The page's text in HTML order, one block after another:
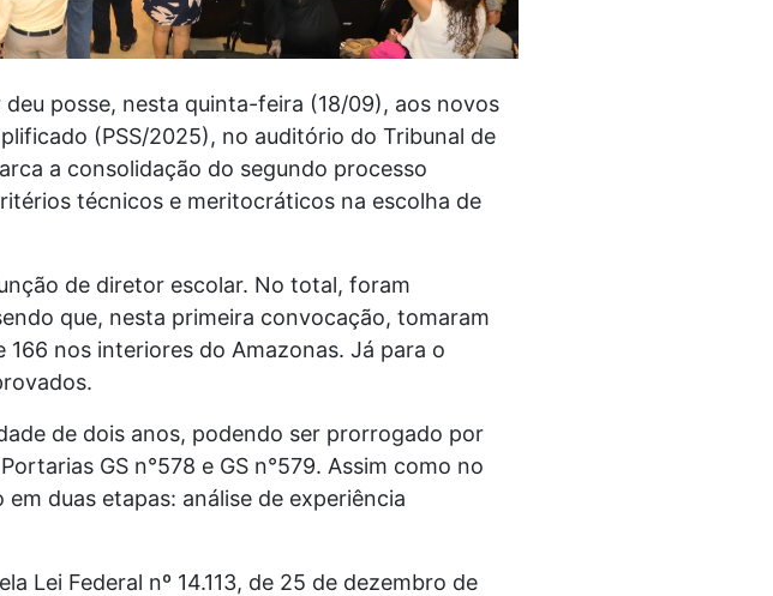
posse, nesta quinta-feira (18/09), aos novos
(PSS/2025), no auditório do Tribunal de
a consolidação do segundo processo
técnicos e meritocráticos na escolha de
de diretor escolar. No total, foram
que, nesta primeira convocação, tomaram
nos interiores do Amazonas. Já para o
de dois anos, podendo ser prorrogado por
GS n°578 e GS n°579. Assim como no
duas etapas: análise de experiência
Lei Federal nº 14.113, de 25 de dezembro de